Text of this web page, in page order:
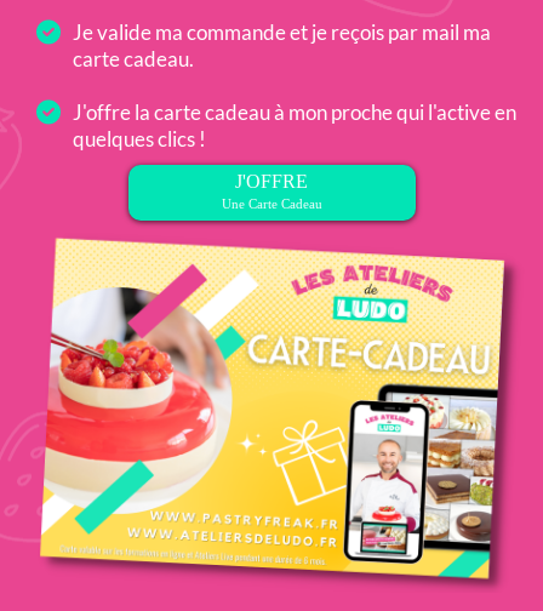
Je valide ma commande et je reçois par mail ma
carte cadeau.
J'offre la carte cadeau à mon proche qui l'active en
quelques clics !
J'OFFRE
Une Carte Cadeau